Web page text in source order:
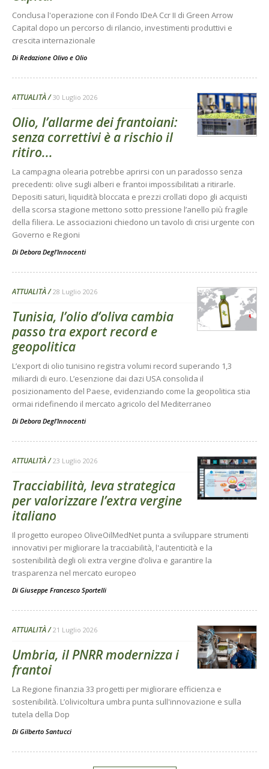
Conclusa l'operazione con il Fondo IDeA Ccr II di Green Arrow
Capital dopo un percorso di rilancio, investimenti produttivi e
crescita internazionale
Di Redazione Olivo e Olio
ATTUALITÀ 30 Luglio 2026
Olio, l’allarme dei frantoiani:
senza correttivi è a rischio il
ritiro...
La campagna olearia potrebbe aprirsi con un paradosso senza
precedenti: olive sugli alberi e frantoi impossibilitati a ritirarle.
Depositi saturi, liquidità bloccata e prezzi crollati dopo gli acquisti
della scorsa stagione mettono sotto pressione l’anello più fragile
della filiera. Le associazioni chiedono un tavolo di crisi urgente con
Governo e Regioni
Di Debora Degl’Innocenti
ATTUALITÀ 28 Luglio 2026
Tunisia, l’olio d’oliva cambia
passo tra export record e
geopolitica
L’export di olio tunisino registra volumi record superando 1,3
miliardi di euro. L’esenzione dai dazi USA consolida il
posizionamento del Paese, evidenziando come la geopolitica stia
ormai ridefinendo il mercato agricolo del Mediterraneo
Di Debora Degl’Innocenti
ATTUALITÀ 23 Luglio 2026
Tracciabilità, leva strategica
per valorizzare l’extra vergine
italiano
Il progetto europeo OliveOilMedNet punta a sviluppare strumenti
innovativi per migliorare la tracciabilità, l'autenticità e la
sostenibilità degli oli extra vergine d’oliva e garantire la
trasparenza nel mercato europeo
Di Giuseppe Francesco Sportelli
ATTUALITÀ 21 Luglio 2026
Umbria, il PNRR modernizza i
frantoi
La Regione finanzia 33 progetti per migliorare efficienza e
sostenibilità. L’olivicoltura umbra punta sull'innovazione e sulla
tutela della Dop
Di Gilberto Santucci